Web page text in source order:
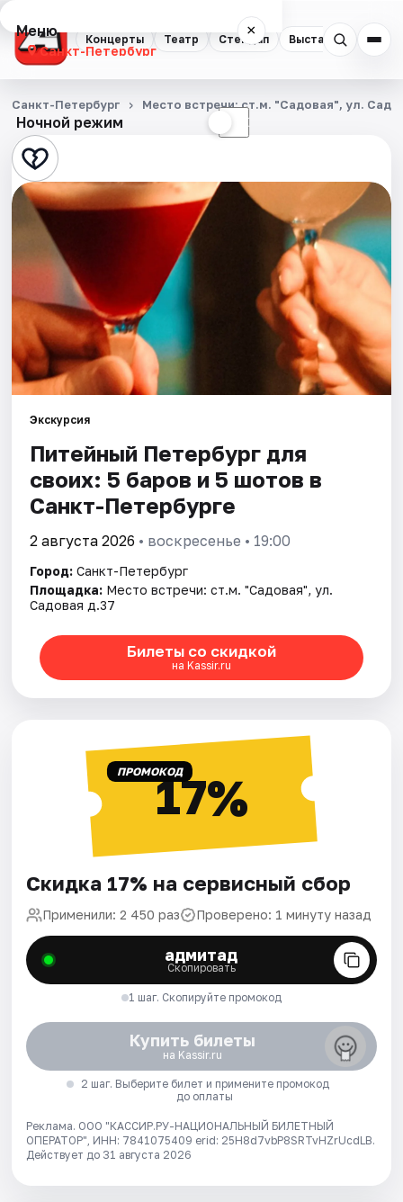
Концерты Театр Стендап Выставки
Меню ×
Санкт-Петербург
Концерты
Театр
Стендап
Выставки
Квесты
Экскурсии
Спорт
События
Города
Площадки
Артисты
Рейтинги
Ночной режим ☾
Санкт-Петербург Место встречи: ст.м. "Садовая", ул.
Экскурсия
Питейный Петербург для
своих: 5 баров и 5 шотов в
Санкт-Петербурге
2 августа 2026 • воскресенье • 19:00
Город: Санкт-Петербург
Площадка: Место встречи: ст.м. "Садовая", ул.
Садовая д.37
Билеты со скидкой
на Kassir.ru
ПРОМОКОД17%
Скидка 17% на сервисный сбор
Применили: 2 450 раз Проверено: 1 минуту назад
адмитад
Скопировать
1 шаг. Скопируйте промокод
Купить билеты
на Kassir.ru
2 шаг. Выберите билет и примените промокод
до оплаты
Реклама. ООО "КАССИР.РУ-НАЦИОНАЛЬНЫЙ БИЛЕТНЫЙ
ОПЕРАТОР", ИНН: 7841075409 erid: 25H8d7vbP8SRTvHZrUcdLB.
Действует до 31 августа 2026